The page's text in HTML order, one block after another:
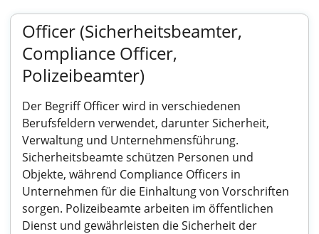
Officer (Sicherheitsbeamter,
Compliance Officer,
Polizeibeamter)
Der Begriff Officer wird in verschiedenen
Berufsfeldern verwendet, darunter Sicherheit,
Verwaltung und Unternehmensführung.
Sicherheitsbeamte schützen Personen und
Objekte, während Compliance Officers in
Unternehmen für die Einhaltung von Vorschriften
sorgen. Polizeibeamte arbeiten im öffentlichen
Dienst und gewährleisten die Sicherheit der